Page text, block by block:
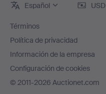
Español USD
Términos
Política de privacidad
Información de la empresa
Configuración de cookies
© 2011-2026 Auctionet.com